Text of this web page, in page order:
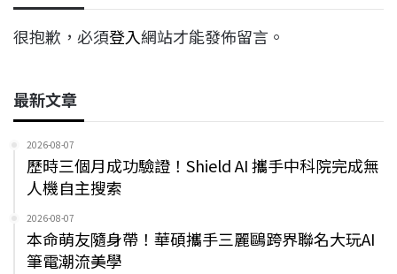
很抱歉，必須登入網站才能發佈留言。
最新文章
2026-08-07
歷時三個月成功驗證！Shield AI 攜手中科院完成無
人機自主搜索
2026-08-07
本命萌友隨身帶！華碩攜手三麗鷗跨界聯名大玩AI
筆電潮流美學